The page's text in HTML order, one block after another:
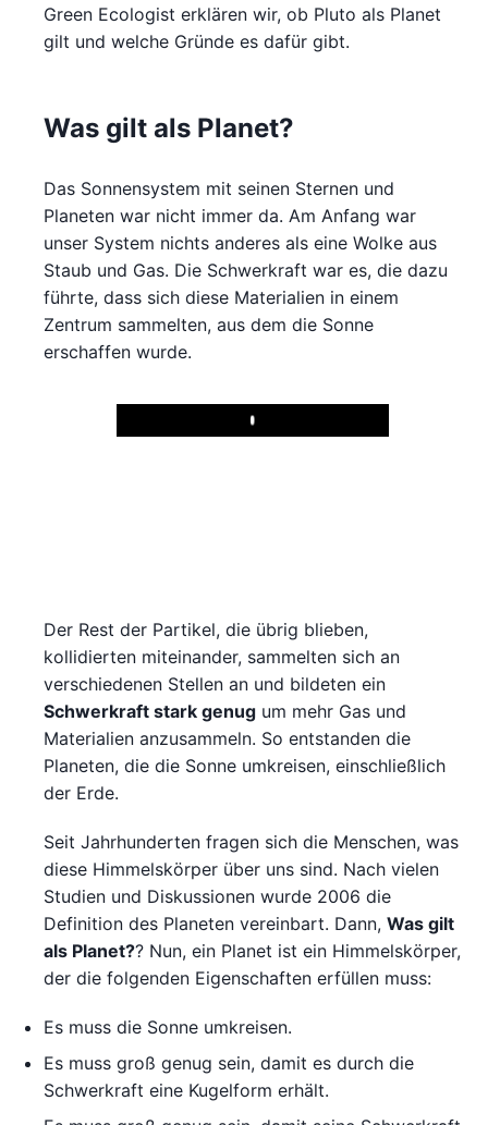
Green Ecologist erklären wir, ob Pluto als Planet
gilt und welche Gründe es dafür gibt.
Was gilt als Planet?
Das Sonnensystem mit seinen Sternen und
Planeten war nicht immer da. Am Anfang war
unser System nichts anderes als eine Wolke aus
Staub und Gas. Die Schwerkraft war es, die dazu
führte, dass sich diese Materialien in einem
Zentrum sammelten, aus dem die Sonne
erschaffen wurde.
Play
Der Rest der Partikel, die übrig blieben,
kollidierten miteinander, sammelten sich an
verschiedenen Stellen an und bildeten ein
Schwerkraft stark genug um mehr Gas und
Materialien anzusammeln. So entstanden die
Planeten, die die Sonne umkreisen, einschließlich
der Erde.
Seit Jahrhunderten fragen sich die Menschen, was
diese Himmelskörper über uns sind. Nach vielen
Studien und Diskussionen wurde 2006 die
Definition des Planeten vereinbart. Dann, Was gilt
als Planet?? Nun, ein Planet ist ein Himmelskörper,
der die folgenden Eigenschaften erfüllen muss:
Es muss die Sonne umkreisen.
Es muss groß genug sein, damit es durch die
Schwerkraft eine Kugelform erhält.